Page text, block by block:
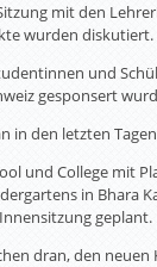
mit den
wurden diskutiert.
und
gesponsert
in den letzten
und College mit
in Bhara
geplant.
dran, den